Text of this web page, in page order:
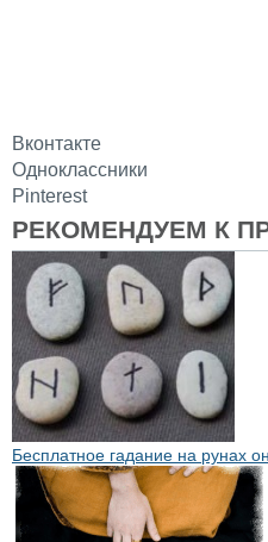
Вконтакте
Одноклассники
Pinterest
РЕКОМЕНДУЕМ К
Бесплатное гадание на рунах